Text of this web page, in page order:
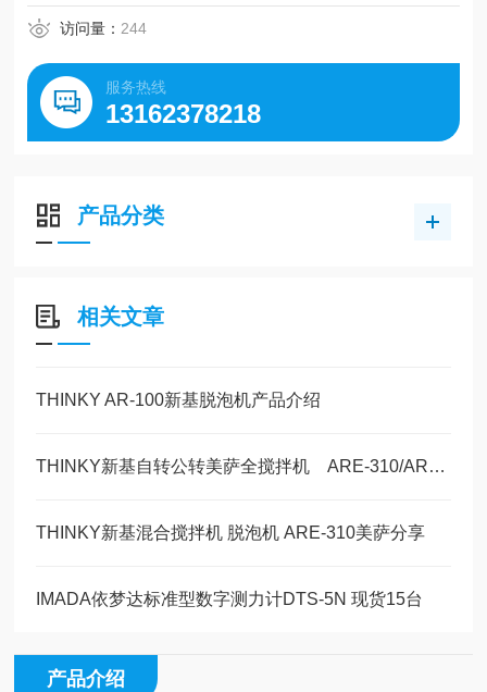
访问量： 244
服务热线
13162378218
产品分类
相关文章
THINKY AR-100新基脱泡机产品介绍
THINKY新基自转公转美萨全搅拌机 ARE-310/AR-100锂电行业新能源汽车领域
THINKY新基混合搅拌机 脱泡机 ARE-310美萨分享
IMADA依梦达标准型数字测力计DTS-5N 现货15台
产品介绍